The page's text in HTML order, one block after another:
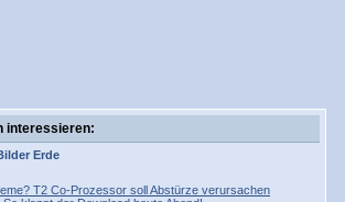
interessieren:
Erde
T2 Co-Prozessor soll Abstürze verursachen